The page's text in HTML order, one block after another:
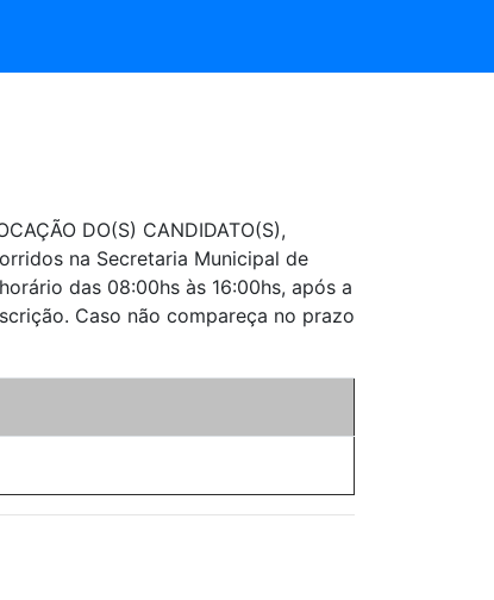
DO(S) CANDIDATO(S),
na Secretaria Municipal de
das 08:00hs às 16:00hs, após a
Caso não compareça no prazo